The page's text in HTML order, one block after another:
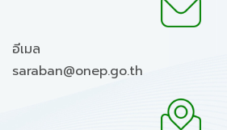
อีเมล
saraban@onep.go.th